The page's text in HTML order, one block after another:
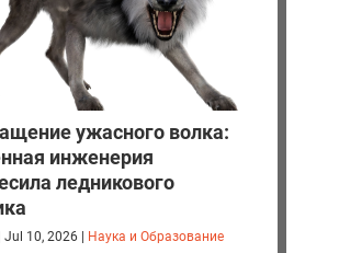
ужасного волка:
инженерия
ледникового
Jul 10, 2026 Наука и Образование